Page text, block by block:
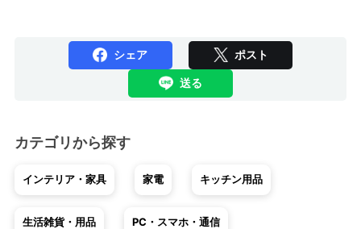
シェア ポスト
送る
カテゴリから探す
インテリア・家具 家電 キッチン用品
生活雑貨・用品 PC・スマホ・通信